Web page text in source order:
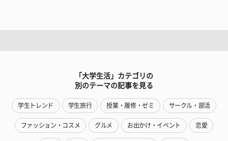
「大学生活」カテゴリの
別のテーマの記事を見る
学生トレンド 学生旅行 授業・履修・ゼミ サークル・部活
ファッション・コスメ グルメ お出かけ・イベント 恋愛